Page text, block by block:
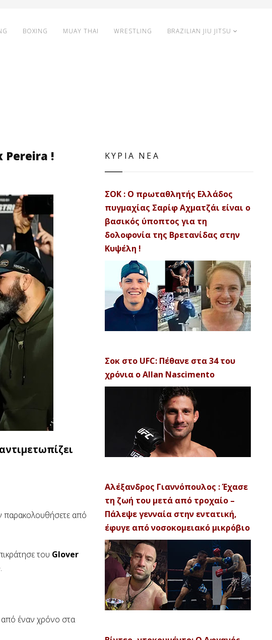
BOXING MUAY THAI WRESTLING BRAZILIAN JIU JITSU
Pereira !
αντιμετωπίζει
παρακολουθήσετε από
του Glover
από έναν χρόνο στα
ΚΥΡΙΑ ΝΕΑ
ΣΟΚ : Ο πρωταθλητής Ελλάδος
πυγμαχίας Σαρίφ Αχματζάι είναι ο
βασικός ύποπτος για τη
δολοφονία της Βρετανίδας στην
Κυψέλη !
Σοκ στο UFC: Πέθανε στα 34 του
χρόνια ο Allan Nascimento
Αλέξανδρος Γιαννόπουλος : Έχασε
τη ζωή του μετά από τροχαίο –
Πάλεψε γενναία στην εντατική,
έφυγε από νοσοκομειακό μικρόβιο